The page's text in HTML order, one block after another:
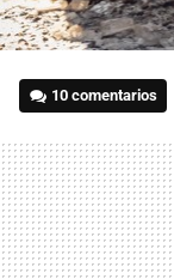
10 comentarios